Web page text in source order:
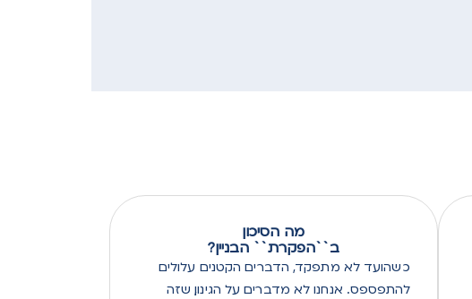
מה הסיכון
?ב``הפקרת`` הבניין
כשהועד לא מתפקד, הדברים הקטנים עלולים
להתפספס. אנחנו לא מדברים על הגינון, שזה